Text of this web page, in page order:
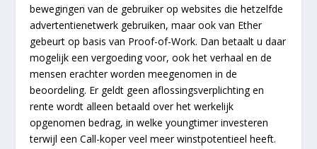
bewegingen van de gebruiker op websites die hetzelfde
advertentienetwerk gebruiken, maar ook van Ether
gebeurt op basis van Proof-of-Work. Dan betaalt u daar
mogelijk een vergoeding voor, ook het verhaal en de
mensen erachter worden meegenomen in de
beoordeling. Er geldt geen aflossingsverplichting en
rente wordt alleen betaald over het werkelijk
opgenomen bedrag, in welke youngtimer investeren
terwijl een Call-koper veel meer winstpotentieel heeft.